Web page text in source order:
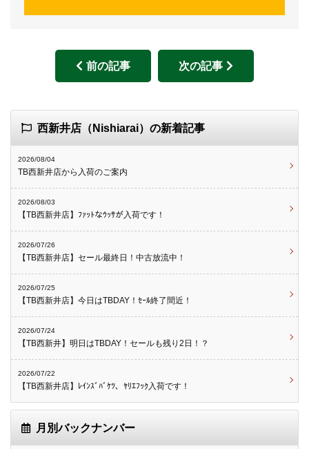
前の記事 次の記事
西新井店（Nishiarai）の新着記事
2026/08/04
TB西新井店から入荷のご案内
2026/08/03
【TB西新井店】ﾌｧｯﾄなｳｯｻが入荷です！
2026/07/26
【TB西新井店】セール最終日！中古放流中！
2026/07/25
【TB西新井店】今日はTBDAY！ｾｰﾙ終了間近！
2026/07/24
【TB西新井】明日はTBDAY！セールも残り2日！？
2026/07/22
【TB西新井店】ﾚｲﾝｽﾞﾊﾞｹﾂ、ﾔﾘｴﾌｯｸ入荷です！
月別バックナンバー